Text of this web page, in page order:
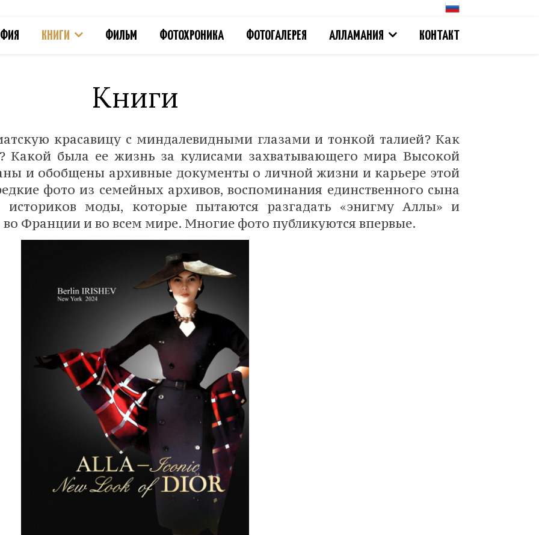
КНИГИ ФИЛЬМ ФОТОХРОНИКА ФОТОГАЛЕРЕЯ АЛЛАМАНИЯ КОНТАКТ
Книги
красавицу с миндалевидными глазами и тонкой талией? Как
Какой была ее жизнь за кулисами захватывающего мира Высокой
и обобщены архивные документы о личной жизни и карьере этой
фото из семейных архивов, воспоминания единственного сына
моды, которые пытаются разгадать «энигму Аллы» и
во Франции и во всем мире. Многие фото публикуются впервые.